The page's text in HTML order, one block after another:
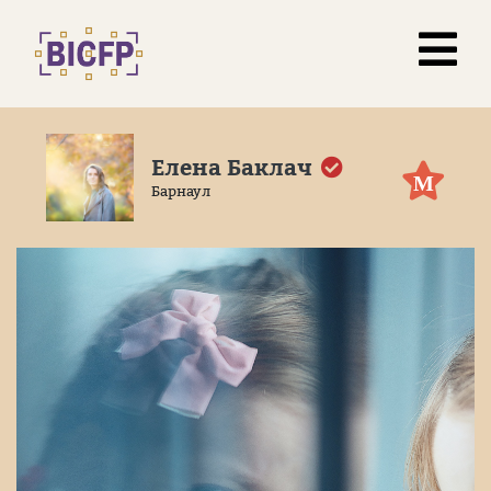
Елена Баклач
Барнаул М